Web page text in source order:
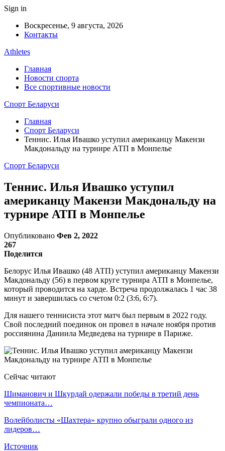
Sign in
Воскресенье, 9 августа, 2026
Контакты
Athletes
Главная
Новости спорта
Все спортивные новости
Спорт Беларуси
Главная
Спорт Беларуси
Теннис. Илья Ивашко уступил американцу Макензи
Макдональду на турнире АТП в Монпелье
Спорт Беларуси
Теннис. Илья Ивашко уступил
американцу Макензи Макдональду на
турнире АТП в Монпелье
Опубликовано Фев 2, 2022
267
Поделится
Белорус Илья Ивашко (48 АТП) уступил американцу Макензи
Макдональду (56) в первом круге турнира АТП в Монпелье,
который проводится на харде. Встреча продолжалась 1 час 38
минут и завершилась со счетом 0:2 (3:6, 6:7).
Для нашего теннисиста этот матч был первым в 2022 году.
Свой последний поединок он провел в начале ноября против
россиянина Даниила Медведева на турнире в Париже.
Сейчас читают
Шиманович и Шкурдай одержали победы в третий день
чемпионата…
Волейболисты «Шахтера» крупно обыграли одного из
лидеров…
Источник